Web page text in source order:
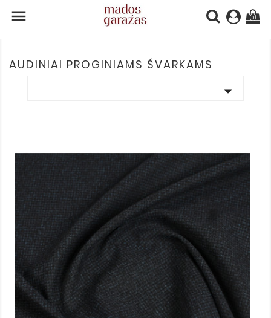
 (0)
AUDINIAI PROGINIAMS ŠVARKAMS
